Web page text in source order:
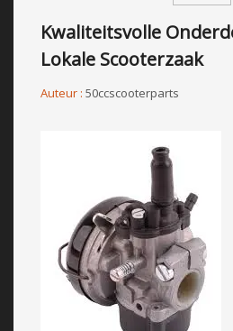
Kwaliteitsvolle
Lokale Scooterzaak
Auteur : 50ccscooterparts